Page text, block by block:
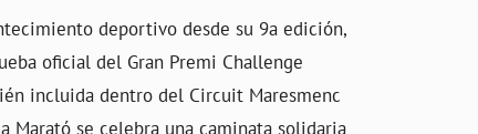
deportivo desde su 9a edición,
oficial del Gran Premi Challenge
incluida dentro del Circuit Maresmenc
Marató se celebra una caminata solidaria